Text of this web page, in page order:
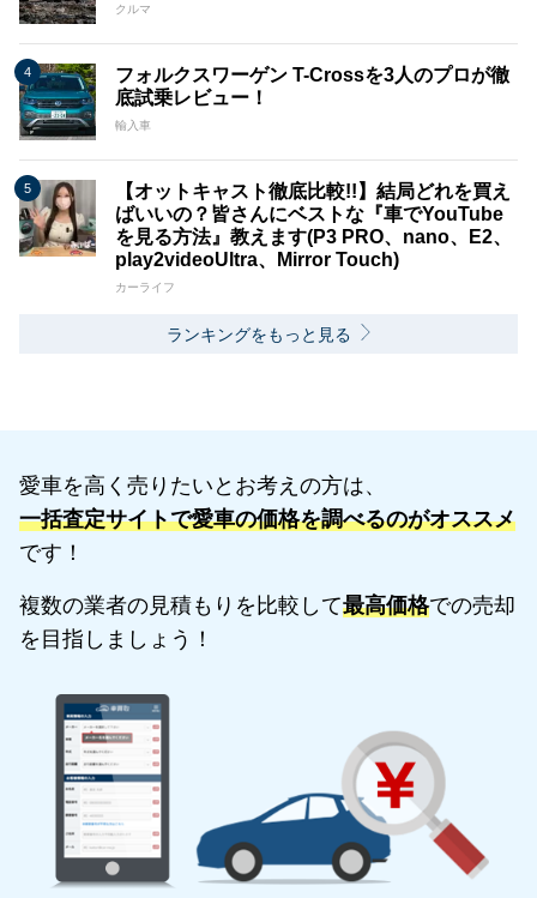
クルマ
フォルクスワーゲン T-Crossを3人のプロが徹
底試乗レビュー！
輸入車
【オットキャスト徹底比較!!】結局どれを買え
ばいいの？皆さんにベストな『車でYouTube
を見る方法』教えます(P3 PRO、nano、E2、
play2videoUltra、Mirror Touch)
カーライフ
ランキングをもっと見る
愛車を高く売りたいとお考えの方は、
一括査定サイトで愛車の価格を調べるのがオススメ
です！
複数の業者の見積もりを比較して最高価格での売却
を目指しましょう！